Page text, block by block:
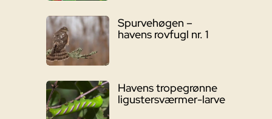
Spurvehøgen –
havens rovfugl nr. 1
Havens tropegrønne
ligustersværmer-larve